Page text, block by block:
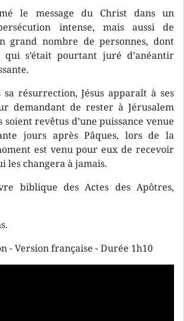
le message du Christ dans un
intense, mais aussi de
grand nombre de personnes, dont
qui s’était pourtant juré d’anéantir
sa résurrection, Jésus apparaît à ses
demandant de rester à Jérusalem
soient revêtus d’une puissance venue
jours après Pâques, lors de la
est venu pour eux de recevoir
les changera à jamais.
biblique des Actes des Apôtres,
- Version française - Durée 1h10